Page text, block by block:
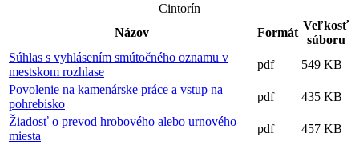
Cintorín
Názov
Formát
Veľkosť
súboru
Súhlas s vyhlásením smútočného oznamu v
mestskom rozhlase
pdf
549 KB
Povolenie na kamenárske práce a vstup na
pohrebisko
pdf
435 KB
Žiadosť o prevod hrobového alebo urnového
miesta
pdf
457 KB